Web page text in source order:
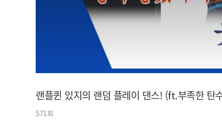
랜플퀸 있지의 랜덤 플레이 댄스! (ft.부족한 탄
571회